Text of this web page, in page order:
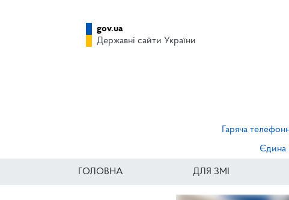
gov.ua
Державні сайти України
Гаряча
Єдина
ГОЛОВНА ДЛЯ ЗМІ